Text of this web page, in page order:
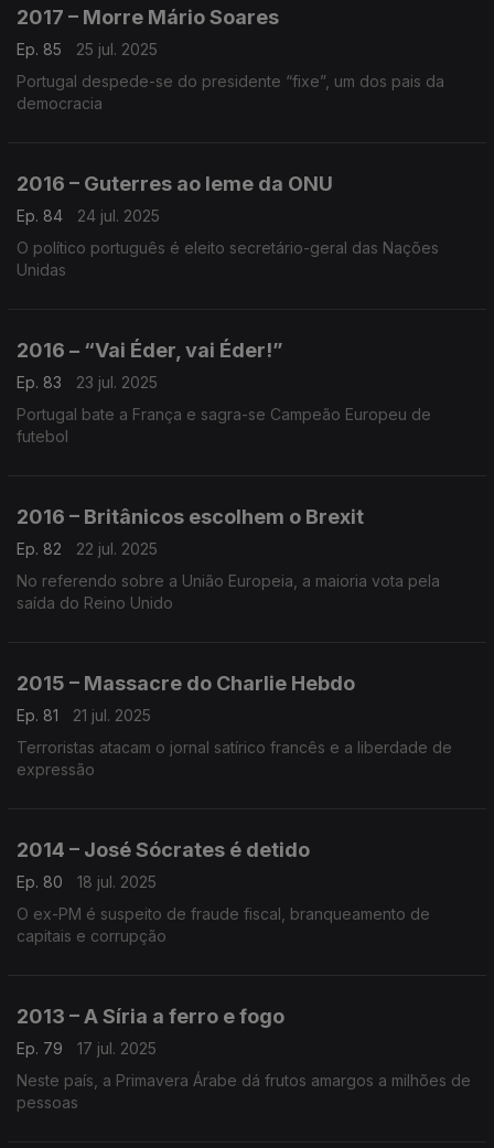
2017 – Morre Mário Soares
Ep. 85
25 jul. 2025
Portugal despede-se do presidente “fixe”, um dos pais da
democracia
2016 – Guterres ao leme da ONU
Ep. 84
24 jul. 2025
O político português é eleito secretário-geral das Nações
Unidas
2016 – “Vai Éder, vai Éder!”
Ep. 83
23 jul. 2025
Portugal bate a França e sagra-se Campeão Europeu de
futebol
2016 – Britânicos escolhem o Brexit
Ep. 82
22 jul. 2025
No referendo sobre a União Europeia, a maioria vota pela
saída do Reino Unido
2015 – Massacre do Charlie Hebdo
Ep. 81
21 jul. 2025
Terroristas atacam o jornal satírico francês e a liberdade de
expressão
2014 – José Sócrates é detido
Ep. 80
18 jul. 2025
O ex-PM é suspeito de fraude fiscal, branqueamento de
capitais e corrupção
2013 – A Síria a ferro e fogo
Ep. 79
17 jul. 2025
Neste país, a Primavera Árabe dá frutos amargos a milhões de
pessoas